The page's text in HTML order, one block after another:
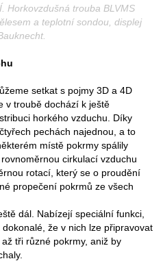
Horkovzdušná trouba BLVMS
a teplotní sondou, displej
setkat s pojmy 3D a 4D
v troubě dochází k ještě
horkého vzduchu. Díky
pechách najednou, a to
místě pokrmy spálily
cirkulací vzduchu
rotací, který se o proudění
propečení pokrmů ze všech
dál. Nabízejí speciální funkci,
že v nich lze připravovat
tři různé pokrmy, aniž by